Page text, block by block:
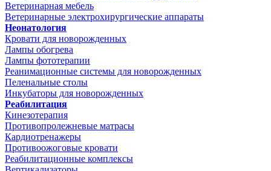
Ветеринарная мебель
Ветеринарные электрохирургические аппараты
Неонатология
Кровати для новорожденных
Лампы обогрева
Лампы фототерапии
Реанимационные системы для новорожденных
Пеленальные столы
Инкубаторы для новорожденных
Реабилитация
Кинезотерапия
Противопролежневые матрасы
Кардиотренажеры
Противоожоговые кровати
Реабилитационные комплексы